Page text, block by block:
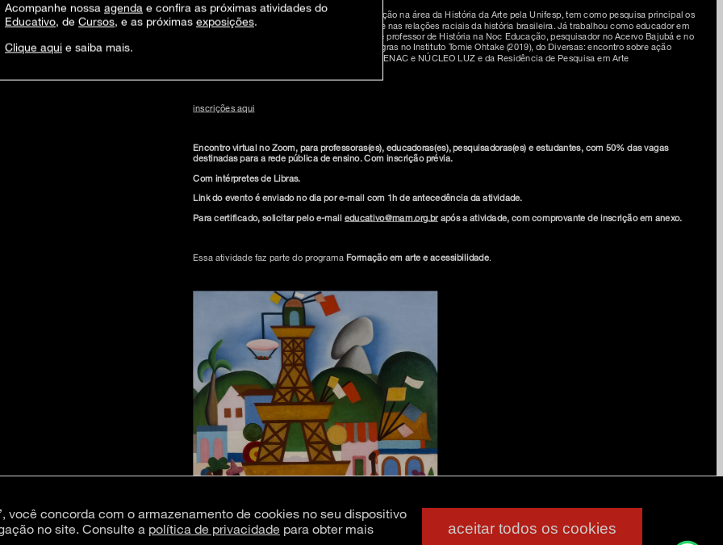
Uila (Uilton Garcia Cardoso Júnior) , com formação na área da História da Arte pela Unifesp, tem como pesquisa principal os
estudos do uso das imagens e da colonialidade nas relações raciais da história brasileira. Já trabalhou como educador em
museus e instituições culturais, e atualmente é professor de História na Noc Educação, pesquisador no Acervo Bajubá e no
Descolonizarte. Participou do Experiências Negras no Instituto Tomie Ohtake (2019), do Diversas: encontro sobre ação
educativa e diversidades (2018-19) no SESC, SENAC e NÚCLEO LUZ e da Residência de Pesquisa em Arte
inscrições aqui
Encontro virtual no Zoom, para professoras(es), educadoras(es), pesquisadoras(es) e estudantes, com 50% das vagas
destinadas para a rede pública de ensino. Com inscrição prévia.
Com intérpretes de Libras.
Link do evento é enviado no dia por e-mail com 1h de antecedência da atividade.
Para certificado, solicitar pelo e-mail educativo@mam.org.brapós a atividade, com comprovante de inscrição em anexo.
Essa atividade faz parte do programa Formação em arte e acessibilidade.
inscreva-se na nossa newsletter
imprensa
contato
trabalhe conosco
política de privacidade e termos de uso
Acompanhe nossa agenda e confira as próximas atividades do
Educativo, de Cursos, e as próximas exposições.
Clique aqui e saiba mais.
você concorda com o armazenamento de cookies no seu dispositivo
no site. Consulte a política de privacidade para obter mais
aceitar todos os cookies